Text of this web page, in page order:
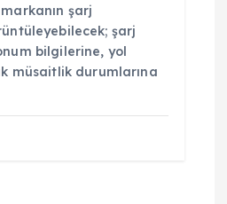
şarj
şarj
bilgilerine, yol
müsaitlik durumlarına